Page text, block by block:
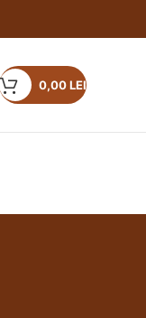
0,00LEI